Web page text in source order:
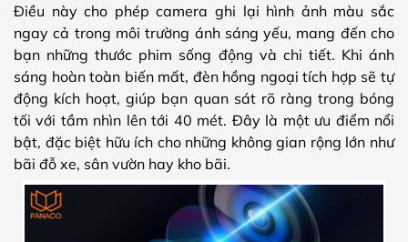
Điều này cho phép camera ghi lại hình ảnh màu sắc
ngay cả trong môi trường ánh sáng yếu, mang đến cho
bạn những thước phim sống động và chi tiết. Khi ánh
sáng hoàn toàn biến mất, đèn hồng ngoại tích hợp sẽ tự
động kích hoạt, giúp bạn quan sát rõ ràng trong bóng
tối với tầm nhìn lên tới 40 mét. Đây là một ưu điểm nổi
bật, đặc biệt hữu ích cho những không gian rộng lớn như
bãi đỗ xe, sân vườn hay kho bãi.